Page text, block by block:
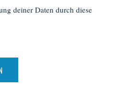
deiner Daten durch diese